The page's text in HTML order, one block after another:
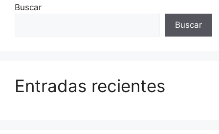
Buscar
Buscar
Entradas recientes